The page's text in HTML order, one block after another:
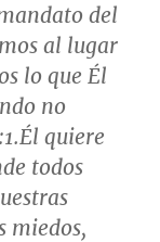
del
al lugar
lo que Él
no
.Él quiere
todos
miedos,